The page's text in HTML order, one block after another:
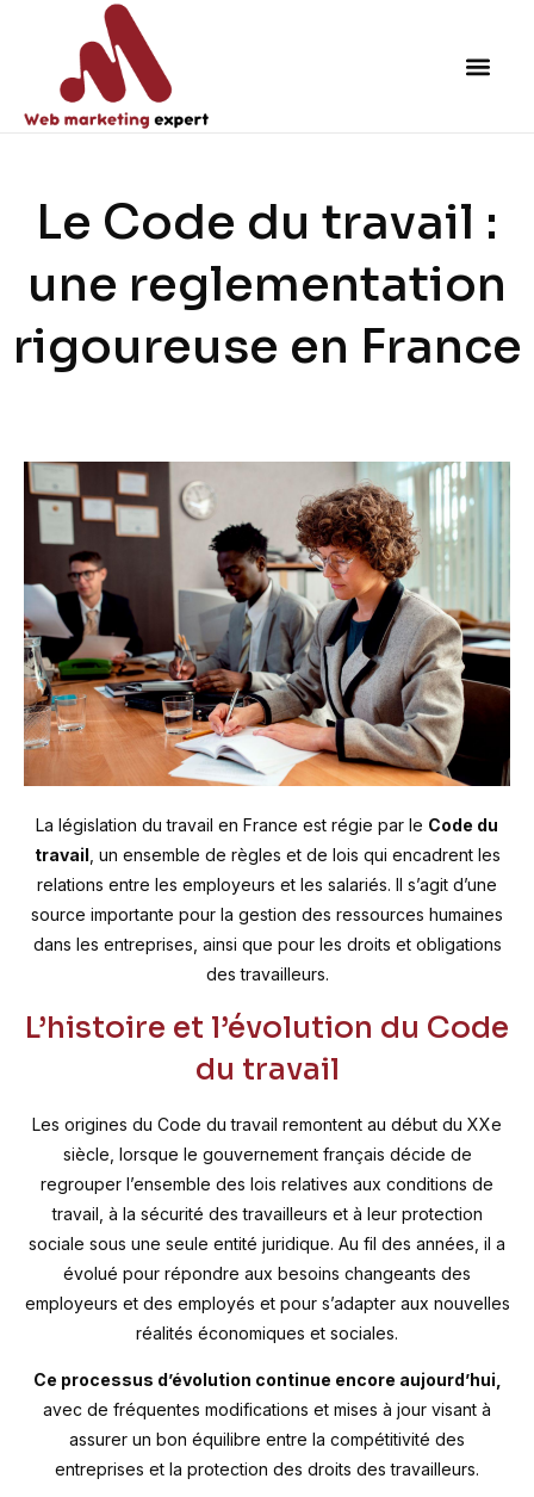
Le Code du travail :
une reglementation
rigoureuse en France
La législation du travail en France est régie par le Code du
travail , un ensemble de règles et de lois qui encadrent les
relations entre les employeurs et les salariés. Il s’agit d’une
source importante pour la gestion des ressources humaines
dans les entreprises, ainsi que pour les droits et obligations
des travailleurs.
L’histoire et l’évolution du Code
du travail
Les origines du Code du travail remontent au début du XXe
siècle, lorsque le gouvernement français décide de
regrouper l’ensemble des lois relatives aux conditions de
travail, à la sécurité des travailleurs et à leur protection
sociale sous une seule entité juridique. Au fil des années, il a
évolué pour répondre aux besoins changeants des
employeurs et des employés et pour s’adapter aux nouvelles
réalités économiques et sociales.
Ce processus d’évolution continue encore aujourd’hui,
avec de fréquentes modifications et mises à jour visant à
assurer un bon équilibre entre la compétitivité des
entreprises et la protection des droits des travailleurs.